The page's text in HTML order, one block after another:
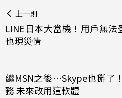
上一則
LINE日本大當機！用戶無
也現災情
繼MSN之後…Skype也掰了
務 未來改用這軟體